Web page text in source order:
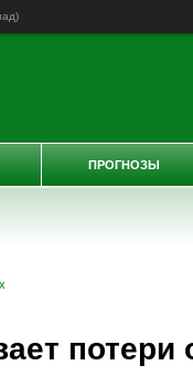
)
потери
ПРОГНОЗЫ